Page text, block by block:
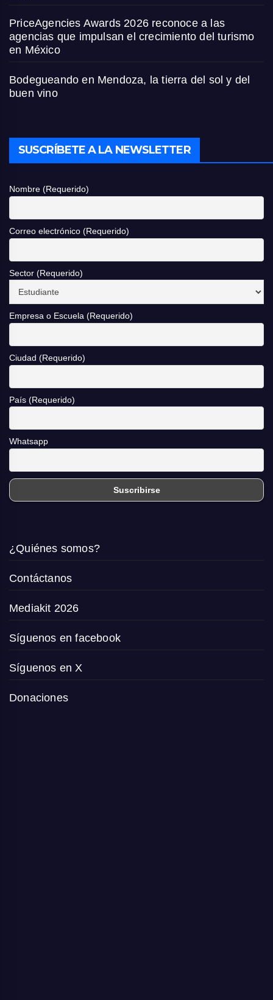
PriceAgencies Awards 2026 reconoce a las
agencias que impulsan el crecimiento del turismo
en México
Bodegueando en Mendoza, la tierra del sol y del
buen vino
SUSCRÍBETE A LA NEWSLETTER
Nombre (Requerido)
Correo electrónico (Requerido)
Sector (Requerido)
Empresa o Escuela (Requerido)
Ciudad (Requerido)
País (Requerido)
Whatsapp
¿Quiénes somos?
Contáctanos
Mediakit 2026
Síguenos en facebook
Síguenos en X
Donaciones